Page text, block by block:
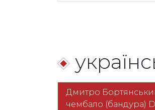
Дмитро
чембало (бандура)